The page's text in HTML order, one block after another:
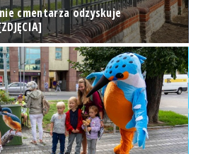
cmentarza odzyskuje